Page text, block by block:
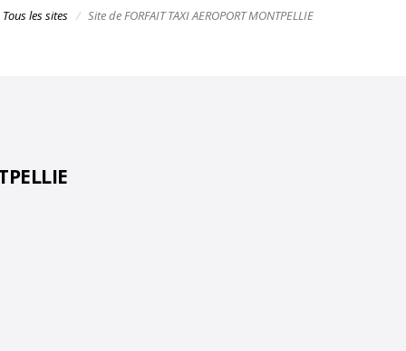
Tous les sites Site de FORFAIT TAXI AEROPORT MONTPELLIE